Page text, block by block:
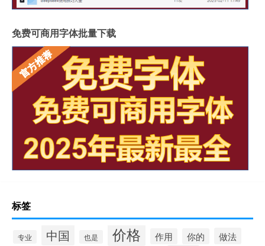
免费可商用字体批量下载
标签
专业 中国 也是 价格 作用 你的 做法